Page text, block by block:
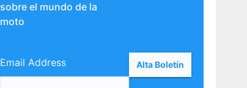
sobre el mundo de la
moto
Email Address